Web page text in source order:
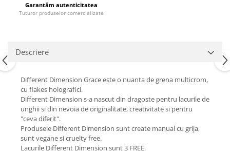
Garantăm autenticitatea
Tuturor produselor comercializate
Descriere
Different Dimension Grace este o nuanta de grena multicrom,
cu flakes holografici.
Different Dimension s-a nascut din dragoste pentru lacurile de
unghii si din nevoia de originalitate, creativitate si pentru
"ceva diferit".
Produsele Different Dimension sunt create manual cu grija,
sunt vegane si cruelty free.
Lacurile Different Dimension sunt 3 FREE.